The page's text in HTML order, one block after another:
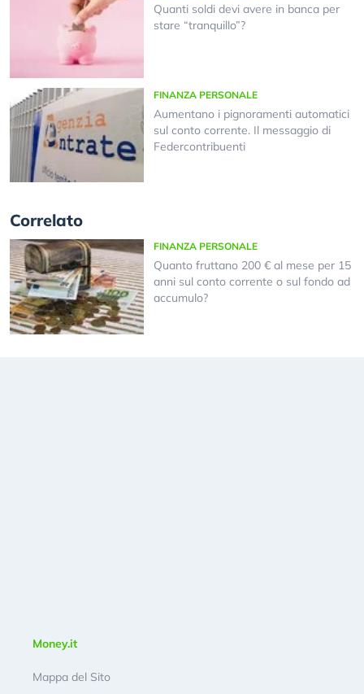
Quanti soldi devi avere in banca per
stare “tranquillo”?
FINANZA PERSONALE
Aumentano i pignoramenti automatici
sul conto corrente. Il messaggio di
Federcontribuenti
Correlato
FINANZA PERSONALE
Quanto fruttano 200 € al mese per 15
anni sul conto corrente o sul fondo ad
accumulo?
Money.it
Mappa del Sito